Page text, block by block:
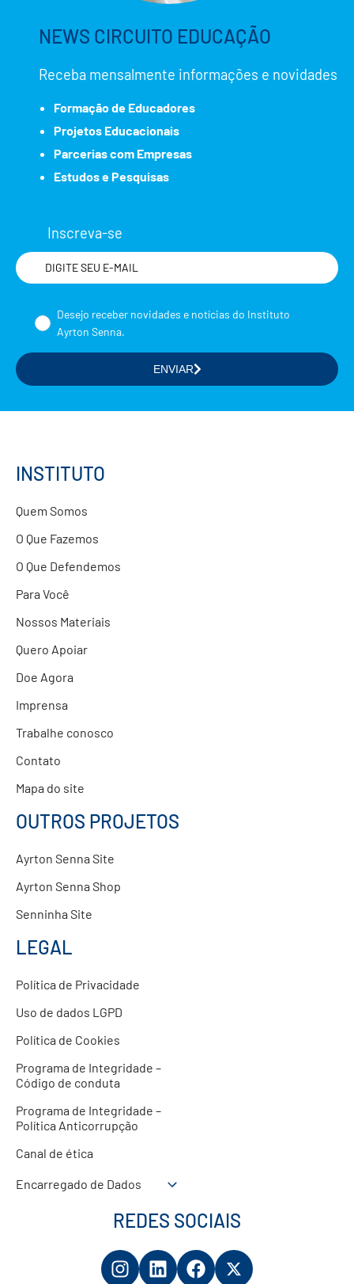
NEWS CIRCUITO EDUCAÇÃO
Receba mensalmente informações e novidades
Formação de Educadores
Projetos Educacionais
Parcerias com Empresas
Estudos e Pesquisas
Inscreva-se
Nome
Formação de Educadores
Parcerias com Empresas
Desejo receber novidades e notícias do Instituto
Ayrton Senna.
ENVIAR
INSTITUTO
Quem Somos
O Que Fazemos
O Que Defendemos
Para Você
Nossos Materiais
Quero Apoiar
Doe Agora
Imprensa
Trabalhe conosco
Contato
Mapa do site
OUTROS PROJETOS
Ayrton Senna Site
Ayrton Senna Shop
Senninha Site
LEGAL
Política de Privacidade
Uso de dados LGPD
Política de Cookies
Programa de Integridade –
Código de conduta
Programa de Integridade –
Política Anticorrupção
Canal de ética
Encarregado de Dados
REDES SOCIAIS